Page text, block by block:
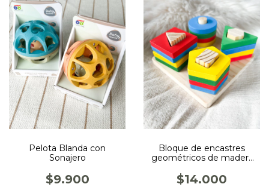
Pelota Blanda con
Sonajero
$9.900
Bloque de encastres
geométricos de madera
$14.000